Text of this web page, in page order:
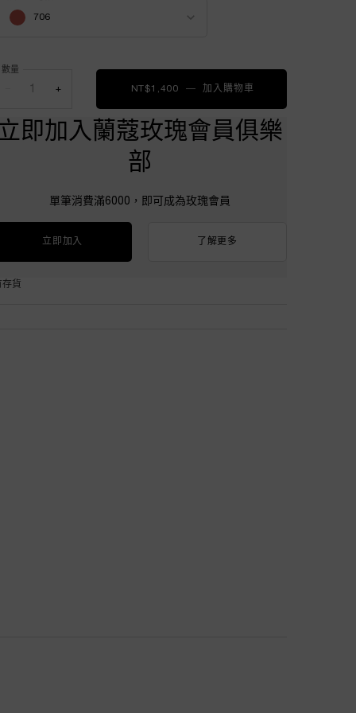
706
數量
+ NT$1,400 ― 加入購物車
即加入蘭蔻玫瑰會員俱樂
部
單筆消費滿6000，即可成為玫瑰會員
立即加入 了解更多
存貨